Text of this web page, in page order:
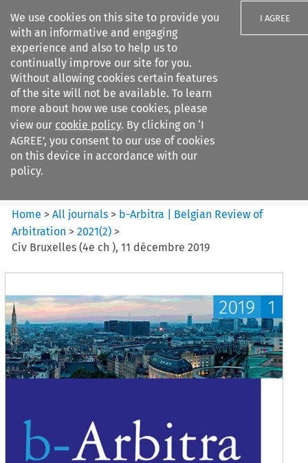
We use cookies on this site to provide you
with an informative and engaging
experience and also to help us to
continually improve our site for you.
Without allowing cookies certain features
of the site will not be available. To learn
more about how we use cookies, please
view our cookie policy. By clicking on ‘I
AGREE’, you consent to our use of cookies
on this device in accordance with our
policy.
I AGREE
Search filters
b-Arbitra %7C Belgian Review
of Arbitrat...
Home >All journals > b-Arbitra | Belgian Review of
Arbitration >2021(2) >
Civ Bruxelles (4e ch ), 11 décembre 2019